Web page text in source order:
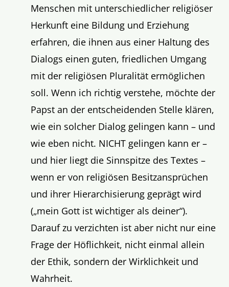
Menschen mit unterschiedlicher religiöser
Herkunft eine Bildung und Erziehung
erfahren, die ihnen aus einer Haltung des
Dialogs einen guten, friedlichen Umgang
mit der religiösen Pluralität ermöglichen
soll. Wenn ich richtig verstehe, möchte der
Papst an der entscheidenden Stelle klären,
wie ein solcher Dialog gelingen kann – und
wie eben nicht. NICHT gelingen kann er –
und hier liegt die Sinnspitze des Textes –
wenn er von religiösen Besitzansprüchen
und ihrer Hierarchisierung geprägt wird
(„mein Gott ist wichtiger als deiner“).
Darauf zu verzichten ist aber nicht nur eine
Frage der Höflichkeit, nicht einmal allein
der Ethik, sondern der Wirklichkeit und
Wahrheit.